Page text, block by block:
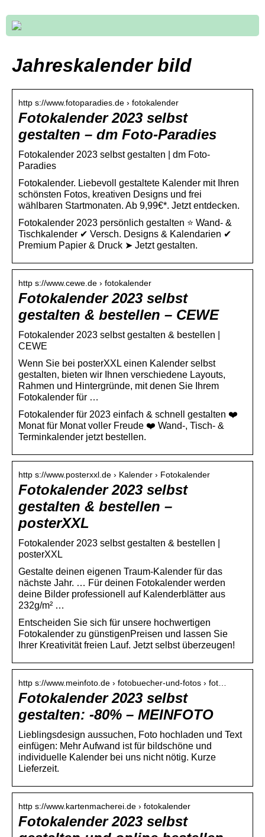
Jahreskalender bild
http s://www.fotoparadies.de › fotokalender
Fotokalender 2023 selbst
gestalten – dm Foto-Paradies
Fotokalender 2023 selbst gestalten | dm Foto-
Paradies
Fotokalender. Liebevoll gestaltete Kalender mit Ihren
schönsten Fotos, kreativen Designs und frei
wählbaren Startmonaten. Ab 9,99€*. Jetzt entdecken.
Fotokalender 2023 persönlich gestalten ⭐ Wand- &
Tischkalender ✔ Versch. Designs & Kalendarien ✔
Premium Papier & Druck ➤ Jetzt gestalten.
http s://www.cewe.de › fotokalender
Fotokalender 2023 selbst
gestalten & bestellen – CEWE
Fotokalender 2023 selbst gestalten & bestellen |
CEWE
Wenn Sie bei posterXXL einen Kalender selbst
gestalten, bieten wir Ihnen verschiedene Layouts,
Rahmen und Hintergründe, mit denen Sie Ihrem
Fotokalender für …
Fotokalender für 2023 einfach & schnell gestalten ❤️
Monat für Monat voller Freude ❤️ Wand-, Tisch- &
Terminkalender jetzt bestellen.
http s://www.posterxxl.de › Kalender › Fotokalender
Fotokalender 2023 selbst
gestalten & bestellen –
posterXXL
Fotokalender 2023 selbst gestalten & bestellen |
posterXXL
Gestalte deinen eigenen Traum-Kalender für das
nächste Jahr. … Für deinen Fotokalender werden
deine Bilder professionell auf Kalenderblätter aus
232g/m² …
Entscheiden Sie sich für unsere hochwertigen
Fotokalender zu günstigenPreisen und lassen Sie
Ihrer Kreativität freien Lauf. Jetzt selbst überzeugen!
http s://www.meinfoto.de › fotobuecher-und-fotos › fot…
Fotokalender 2023 selbst
gestalten: -80% – MEINFOTO
Lieblingsdesign aussuchen, Foto hochladen und Text
einfügen: Mehr Aufwand ist für bildschöne und
individuelle Kalender bei uns nicht nötig. Kurze
Lieferzeit.
http s://www.kartenmacherei.de › fotokalender
Fotokalender 2023 selbst